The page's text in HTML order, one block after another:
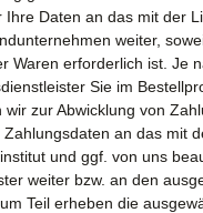
Ihre Daten an das mit der
weiter,
Waren erforderlich ist. Je
Sie im
wir zur Abwicklung von
an das mit
und ggf. von uns
weiter bzw. an den
Teil erheben die